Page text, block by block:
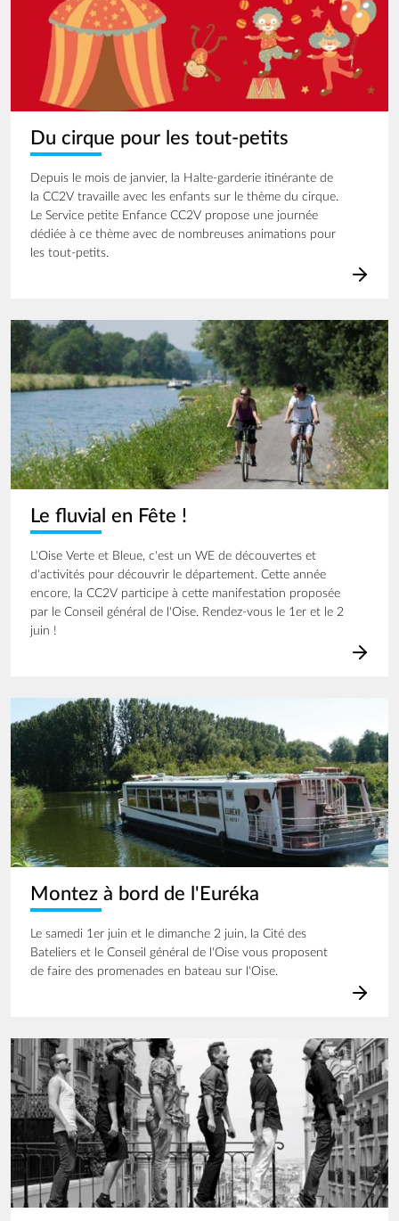
Du cirque pour les tout-petits
Depuis le mois de janvier, la Halte-garderie itinérante de
la CC2V travaille avec les enfants sur le thème du cirque.
Le Service petite Enfance CC2V propose une journée
dédiée à ce thème avec de nombreuses animations pour
les tout-petits.
Image
Le fluvial en Fête !
L'Oise Verte et Bleue, c'est un WE de découvertes et
d'activités pour découvrir le département. Cette année
encore, la CC2V participe à cette manifestation proposée
par le Conseil général de l'Oise. Rendez-vous le 1er et le 2
juin !
Image
Montez à bord de l'Euréka
Le samedi 1er juin et le dimanche 2 juin, la Cité des
Bateliers et le Conseil général de l'Oise vous proposent
de faire des promenades en bateau sur l'Oise.
Image